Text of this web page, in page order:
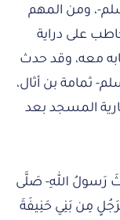
، ومن المهم
على دراية
معه، وقد حدث
ثمامة بن أثال،
المسجد بعد
رَسولُ اللهِ- صَلَّى
مِن بَنِي حَنِيفَةَ